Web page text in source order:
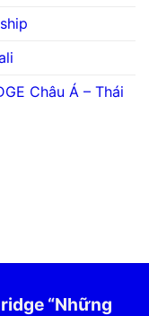
Châu Á – Thái
“Những